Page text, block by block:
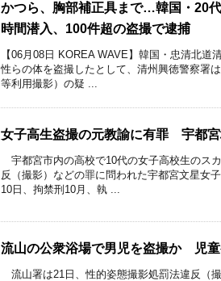
かつら、胸部補正具まで…韓国・20
時間潜入、100件超の盗撮で逮捕
【06月08日 KOREA WAVE】韓国・忠清北
性らの体を盗撮したとして、清州興徳警察署
等利用撮影）の疑 ...
女子高生盗撮の元教諭に有罪 宇都
宇都宮市内の高校で10代の女子高校生のス
反（撮影）などの罪に問われた宇都宮文星女
10日、拘禁刑10月、執 ...
流山の公衆浴場で男児を盗撮か 児
流山署は21日、性的姿態撮影処罰法違反（